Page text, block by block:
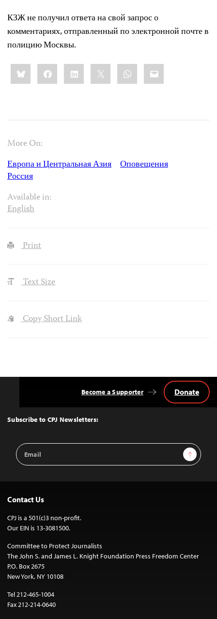
КЗЖ не получил ответа на свой запрос о
комментариях, отправленный по электронной почте в
полицию Москвы.
Share
this:BlueskyFacebookLinkedIn WhatsApp
Email
More On:
Европа и Центральная Азия
Оповещения
Россия
Available in:
English
Print
Text Size
Copy Short Link
Top
Subscribe to CPJ Newsletters:
Email
Address
Sign Up
Become a Supporter Donate
Contact Us
CPJ is a 501(c)3 non-profit.
Our EIN is 13-3081500.
Committee to Protect Journalists
The John S. and James L. Knight Foundation Press Freedom Center
P.O. Box 2675
New York, NY 10108
Tel 212-465-1004
Fax 212-214-0640